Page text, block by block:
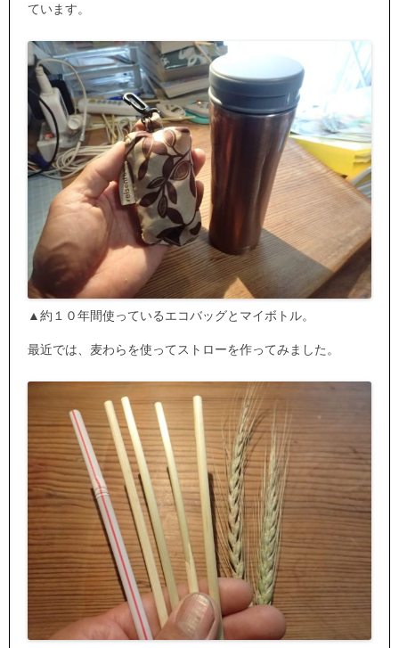
ています。
▲約１０年間使っているエコバッグとマイボトル。
最近では、麦わらを使ってストローを作ってみました。